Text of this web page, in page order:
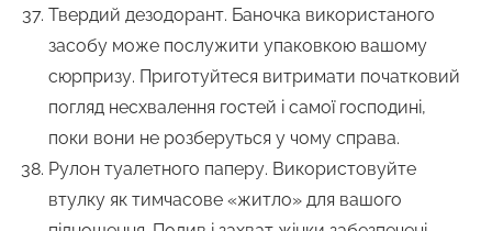
Твердий дезодорант. Баночка використаного
засобу може послужити упаковкою вашому
сюрпризу. Приготуйтеся витримати початковий
погляд несхвалення гостей і самої господині,
поки вони не розберуться у чому справа.
Рулон туалетного паперу. Використовуйте
втулку як тимчасове «житло» для вашого